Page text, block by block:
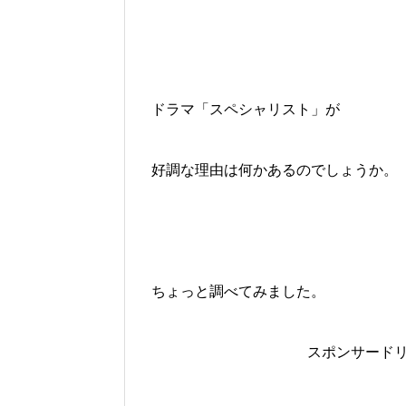
ドラマ「スペシャリスト」が
好調な理由は何かあるのでしょうか。
ちょっと調べてみました。
スポンサード